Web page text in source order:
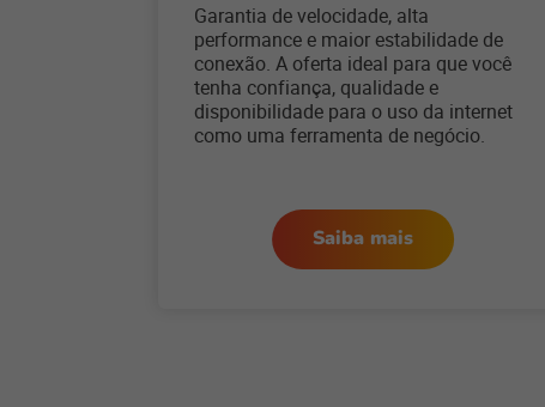
Garantia de velocidade, alta
performance e maior estabilidade de
conexão. A oferta ideal para que você
tenha confiança, qualidade e
disponibilidade para o uso da internet
como uma ferramenta de negócio.
Saiba mais